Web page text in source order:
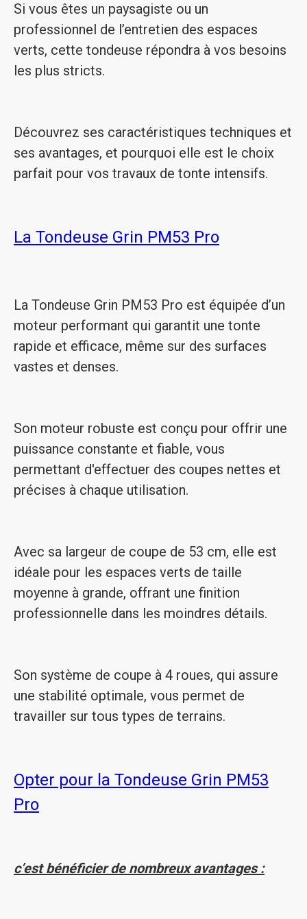
Si vous êtes un paysagiste ou un
professionnel de l’entretien des espaces
verts, cette tondeuse répondra à vos besoins
les plus stricts.
Découvrez ses caractéristiques techniques et
ses avantages, et pourquoi elle est le choix
parfait pour vos travaux de tonte intensifs.
La Tondeuse Grin PM53 Pro
La Tondeuse Grin PM53 Pro est équipée d’un
moteur performant qui garantit une tonte
rapide et efficace, même sur des surfaces
vastes et denses.
Son moteur robuste est conçu pour offrir une
puissance constante et fiable, vous
permettant d'effectuer des coupes nettes et
précises à chaque utilisation.
Avec sa largeur de coupe de 53 cm, elle est
idéale pour les espaces verts de taille
moyenne à grande, offrant une finition
professionnelle dans les moindres détails.
Son système de coupe à 4 roues, qui assure
une stabilité optimale, vous permet de
travailler sur tous types de terrains.
Opter pour la Tondeuse Grin PM53
Pro
c’est bénéficier de nombreux avantages :